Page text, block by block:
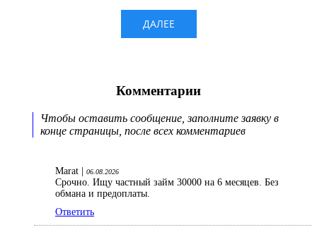
Комментарии
Чтобы оставить сообщение, заполните заявку в
конце страницы, после всех комментариев
Marat | 06.08.2026
Срочно. Ищу частный займ 30000 на 6 месяцев. Без
обмана и предоплаты.
Ответить